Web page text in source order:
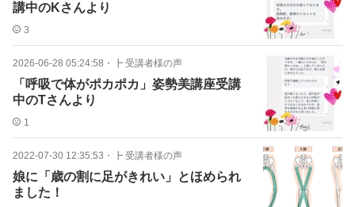
講中のKさんより
3
2026-06-28 05:24:58 ・ ┣ 受講者様の声
「呼吸で体がポカポカ」姿勢美講座受講
中のTさんより
1
2022-07-30 12:35:53 ・ ┣ 受講者様の声
娘に「歳の割に足がきれい」とほめられ
ました！